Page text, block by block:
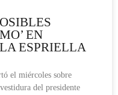
EN
ESPRIELLA
el miércoles sobre
del presidente